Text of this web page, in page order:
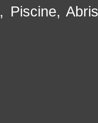
, Piscine,